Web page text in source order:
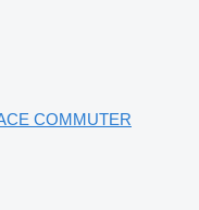
COMMUTER